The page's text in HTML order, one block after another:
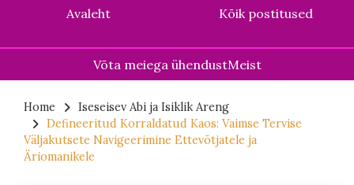
Avaleht Kõik postitused
Võta meiega ühendustMeist
content
Home
Iseseisev Abi ja Isiklik Areng
Defineeritud Korraldatud Kaos: Vaimse Tervise
Väljakutsete Navigeerimine Ettevõtjatele ja
Äriomanikele